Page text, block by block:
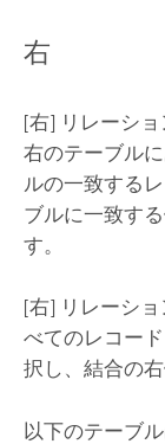
右
[右] リレーショ
右のテーブル
ルの一致する
ブルに一致す
す。
[右] リレーシ
べてのレコー
択し、結合の
以下のテーブ